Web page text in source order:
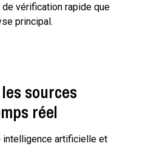
vérification rapide que
principal.
sources
réel
intelligence artificielle et